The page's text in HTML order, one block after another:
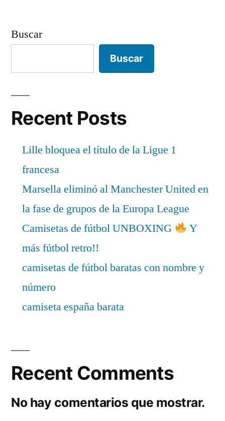
Buscar
Buscar
Recent Posts
Lille bloquea el título de la Ligue 1
francesa
Marsella eliminó al Manchester United en
la fase de grupos de la Europa League
Camisetas de fútbol UNBOXING
Y
más fútbol retro!!
camisetas de fútbol baratas con nombre y
número
camiseta españa barata
Recent Comments
No hay comentarios que mostrar.